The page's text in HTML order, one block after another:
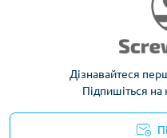
Дізнавайтеся
Підпишіться